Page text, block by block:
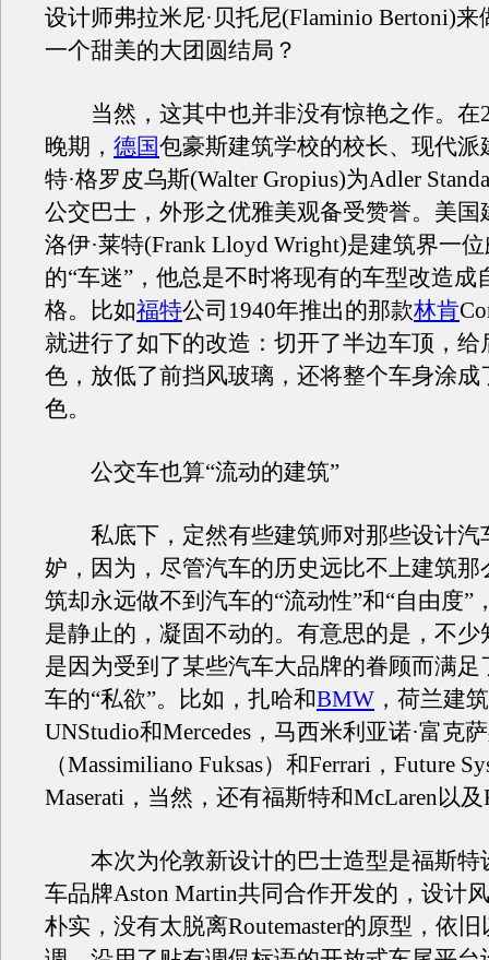
设计师弗拉米尼·贝托尼(Flaminio Bertoni)
一个甜美的大团圆结局？
当然，这其中也并非没有惊艳之作。在
晚期， 德国包豪斯建筑学校的校长、现代派
特·格罗皮乌斯(Walter Gropius)为Adler
公交巴士，外形之优雅美观备受赞誉。美国
洛伊·莱特(Frank Lloyd Wright)是建筑界一
的“车迷”，他总是不时将现有的车型改造成
格。比如福特公司1940年推出的那款林肯
就进行了如下的改造：切开了半边车顶，给
色，放低了前挡风玻璃，还将整个车身涂成
色。
公交车也算“流动的建筑”
私底下，定然有些建筑师对那些设计汽
妒，因为，尽管汽车的历史远比不上建筑那
筑却永远做不到汽车的“流动性”和“自由度”
是静止的，凝固不动的。有意思的是，不少
是因为受到了某些汽车大品牌的眷顾而满足
车的“私欲”。比如，扎哈和BMW ，荷兰建
UNStudio和Mercedes，马西米利亚诺·富克
（Massimiliano Fuksas）和Ferrari，Future
Maserati，当然，还有福斯特和McLaren以及
本次为伦敦新设计的巴士造型是福斯特
车品牌Aston Martin共同合作开发的，设计
朴实，没有太脱离Routemaster的原型，依